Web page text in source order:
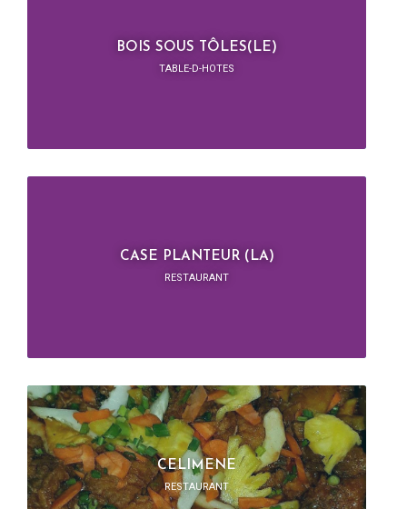
BOIS SOUS TÔLES(LE)
TABLE-D-HOTES
CASE PLANTEUR (LA)
RESTAURANT
CELIMENE
RESTAURANT